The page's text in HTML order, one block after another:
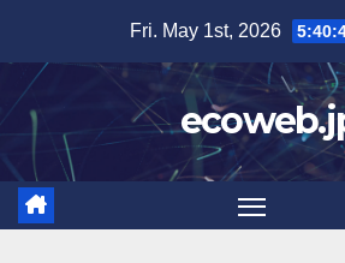
content
Fri. May 1st, 2026